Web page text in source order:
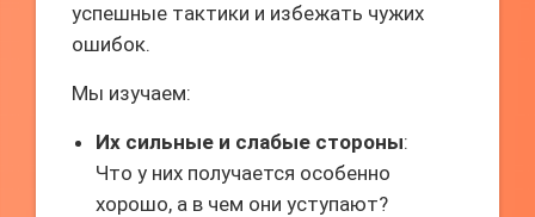
успешные тактики и избежать чужих
ошибок.
Мы изучаем:
Их сильные и слабые стороны:
Что у них получается особенно
хорошо, а в чем они уступают?